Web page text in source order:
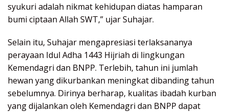
syukuri adalah nikmat kehidupan diatas hamparan
bumi ciptaan Allah SWT,” ujar Suhajar.
Selain itu, Suhajar mengapresiasi terlaksananya
perayaan Idul Adha 1443 Hijriah di lingkungan
Kemendagri dan BNPP. Terlebih, tahun ini jumlah
hewan yang dikurbankan meningkat dibanding tahun
sebelumnya. Dirinya berharap, kualitas ibadah kurban
yang dijalankan oleh Kemendagri dan BNPP dapat